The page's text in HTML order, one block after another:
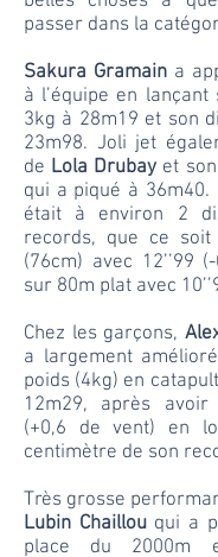
passer dans la
Sakura Gramain a
à l’équipe en
3kg à 28m19 et son
23m98. Joli jet
de Lola Drubay et
qui a piqué à 36m40.
était à environ 2
records, que ce
(76cm) avec 12’’99
sur 80m plat avec
Chez les garçons,
a largement
poids (4kg) en
12m29, après
(+0,6 de vent) en
centimètre de son
Très grosse
Lubin Chaillouqui a
place du 2000m